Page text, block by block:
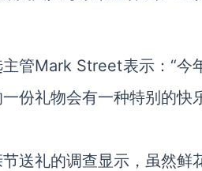
管Mark Street表示：“今
份礼物会有一种特别的快
送礼的调查显示，虽然